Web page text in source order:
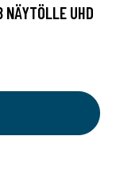
UHD